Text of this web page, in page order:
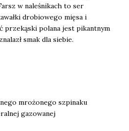
w naleśnikach to ser
drobiowego mięsa i
przekąski polana jest pikantnym
smak dla siebie.
mrożonego szpinaku
gazowanej